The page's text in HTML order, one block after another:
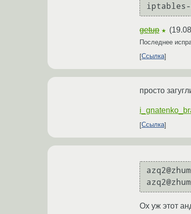
getup ★ (
Последнее
Ссылка
просто
Ссылка
Ох уж этот